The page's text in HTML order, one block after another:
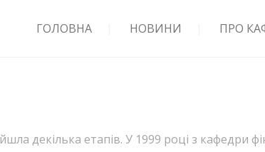
ГОЛОВНА НОВИНИ ПРО
декілька етапів. У 1999 році з кафедри